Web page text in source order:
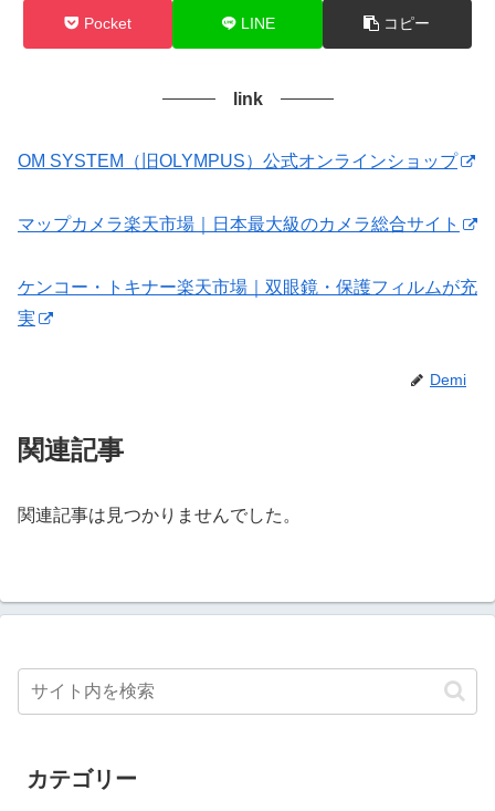
Pocket LINE コピー
link
OM SYSTEM（旧OLYMPUS）公式オンラインショップ
マップカメラ楽天市場｜日本最大級のカメラ総合サイト
ケンコー・トキナー楽天市場｜双眼鏡・保護フィルムが充
実
Demi
関連記事
関連記事は見つかりませんでした。
カテゴリー